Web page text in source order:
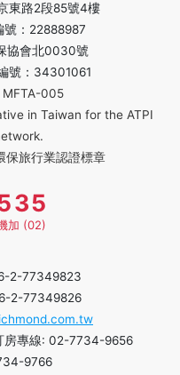
東路2段85號4樓
號：22888987
協會北0030號
號：34301061
MFTA-005
in Taiwan for the ATPI
保旅行業認證標章
加 (02)
2-77349823
2-77349826
房專線: 02-7734-9656
9766